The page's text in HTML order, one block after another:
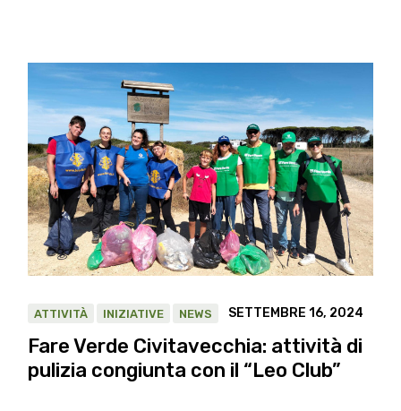
ATTIVITÀ INIZIATIVE NEWS SETTEMBRE 16, 2024
Fare Verde Civitavecchia: attività di
pulizia congiunta con il “Leo Club”